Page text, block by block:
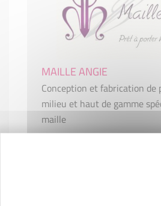
MAILLE ANGIE
Conception et fabrication de
milieu et haut de gamme
maille